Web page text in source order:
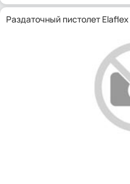
Раздаточный пистолет Elaflex